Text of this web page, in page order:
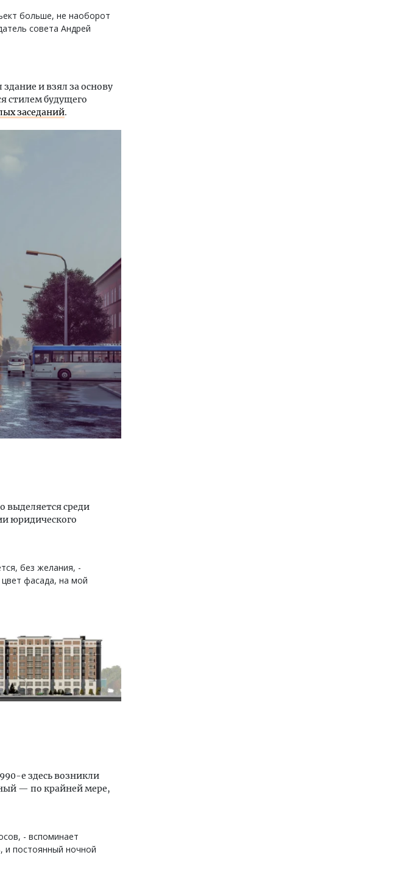
больше, не наоборот
совета Андрей
и взял за основу
стилем будущего
заседаний.
выделяется среди
юридического
без желания, -
фасада, на мой
е здесь возникли
— по крайней мере,
- вспоминает
и постоянный ночной